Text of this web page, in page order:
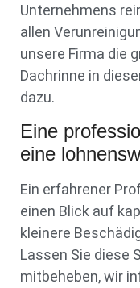
Unternehmens
allen
unsere Firma die
Dachrinne in
dazu.
Eine
eine
Ein erfahrener
einen Blick auf
kleinere
Lassen Sie diese
mitbeheben, wir